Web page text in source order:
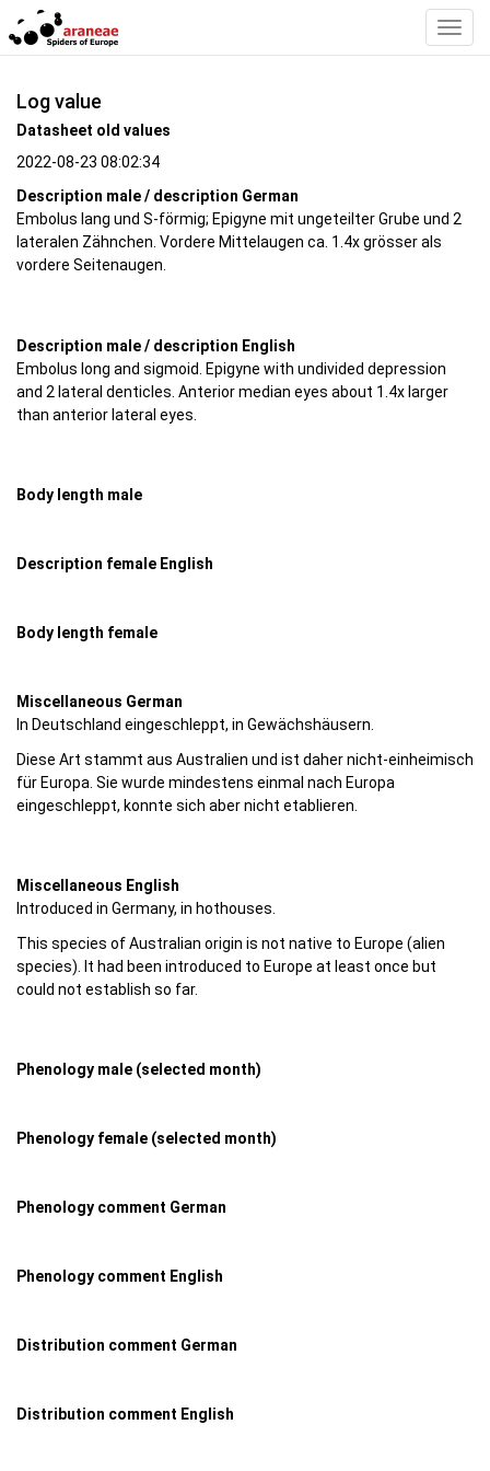
Log value
Datasheet old values
2022-08-23 08:02:34
Description male / description German
Embolus lang und S-förmig; Epigyne mit ungeteilter Grube und 2
lateralen Zähnchen. Vordere Mittelaugen ca. 1.4x grösser als
vordere Seitenaugen.
Description male / description English
Embolus long and sigmoid. Epigyne with undivided depression
and 2 lateral denticles. Anterior median eyes about 1.4x larger
than anterior lateral eyes.
Body length male
Description female English
Body length female
Miscellaneous German
In Deutschland eingeschleppt, in Gewächshäusern.
Diese Art stammt aus Australien und ist daher nicht-einheimisch
für Europa. Sie wurde mindestens einmal nach Europa
eingeschleppt, konnte sich aber nicht etablieren.
Miscellaneous English
Introduced in Germany, in hothouses.
This species of Australian origin is not native to Europe (alien
species). It had been introduced to Europe at least once but
could not establish so far.
Phenology male (selected month)
Phenology female (selected month)
Phenology comment German
Phenology comment English
Distribution comment German
Distribution comment English